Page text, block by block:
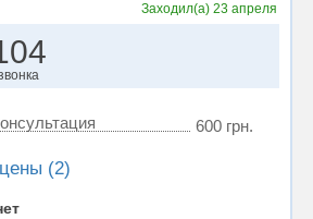
Заходил(а)23 апреля
600 грн.
(2)